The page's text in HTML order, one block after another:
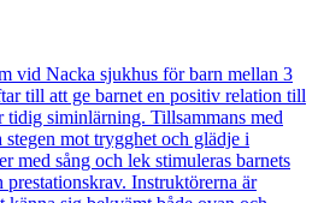
vid Nacka sjukhus för barn mellan 3
till att ge barnet en positiv relation till
siminlärning. Tillsammans med
mot trygghet och glädje i
med sång och lek stimuleras barnets
Instruktörerna är